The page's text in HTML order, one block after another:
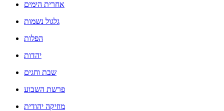
אחרית הימים
גלגול נשמות
הפלות
יהדות
שבת וחגים
פרשת השבוע
מוזיקה יהודית